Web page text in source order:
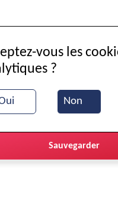
MUNICIPALE > Ressources
étudiant
Non
vous les
?
Sauvegarder